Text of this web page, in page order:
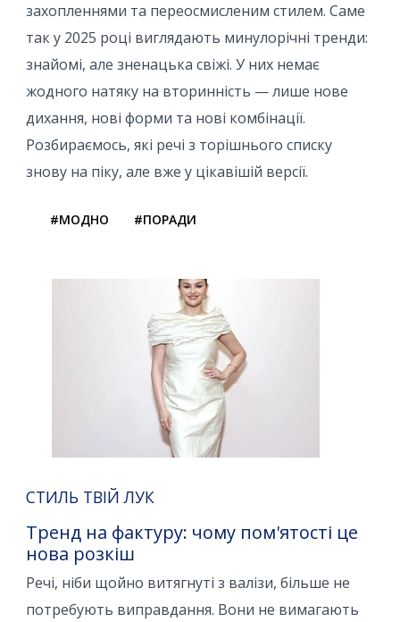
захопленнями та переосмисленим стилем. Саме
так у 2025 році виглядають минулорічні тренди:
знайомі, але зненацька свіжі. У них немає
жодного натяку на вторинність — лише нове
дихання, нові форми та нові комбінації.
Розбираємось, які речі з торішнього списку
знову на піку, але вже у цікавішій версії.
#МОДНО #ПОРАДИ
СТИЛЬ ТВІЙ ЛУК
Тренд на фактуру: чому пом'ятості це
нова розкіш
Речі, ніби щойно витягнуті з валізи, більше не
потребують виправдання. Вони не вимагають